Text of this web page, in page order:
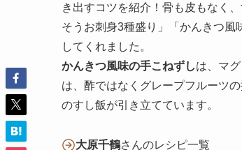
き出すコツを紹介！骨も皮もなく
そうお刺身3種盛り」「かんきつ風
してくれました。
かんきつ風味の手こねずしは、マ
は、酢ではなくグレープフルーツ
のすし飯が引き立てています。
大原千鶴さんのレシピ一覧